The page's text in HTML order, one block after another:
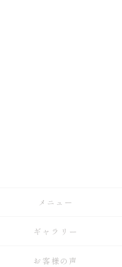
メニュー
ギャラリー
お客様の声